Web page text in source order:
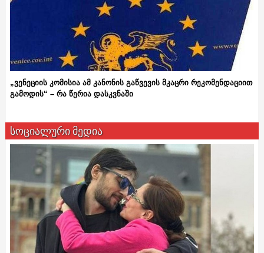
„ვენეციის კომისია ამ კანონის გაწვევის მკაცრი რეკომენდაციით
გამოდის“ – რა წერია დასკვნაში
სოციალური მედია